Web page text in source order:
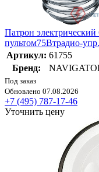
Патрон
пультом75Втрадио-
Артикул: 61755
Бренд:
Под заказ
Обновлено 07.08.2026
+7 (495) 787-17-46
Уточнить цену